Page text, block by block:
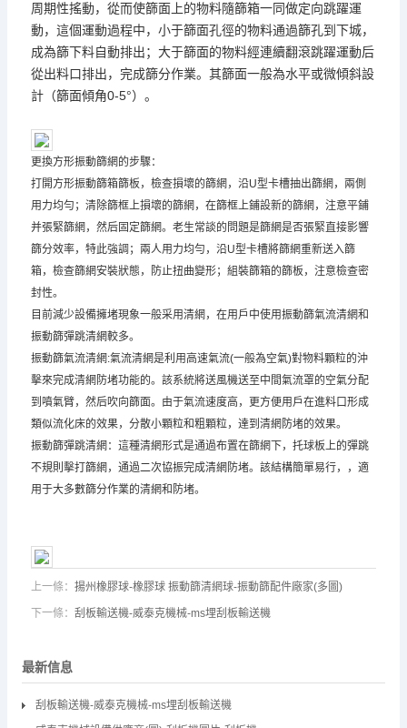
周期性搖動，從而使篩面上的物料隨篩箱一同做定向跳躍運
動，這個運動過程中，小于篩面孔徑的物料通過篩孔到下城，
成為篩下料自動排出；大于篩面的物料經連續翻滾跳躍運動后
從出料口排出，完成篩分作業。其篩面一般為水平或微傾斜設
計（篩面傾角0-5°）。
更換方形振動篩網的步驟：
打開方形振動篩箱篩板，檢查損壞的篩網，沿U型卡槽抽出篩網，兩側
用力均勻；清除篩框上損壞的篩網，在篩框上鋪設新的篩網，注意平鋪
并張緊篩網，然后固定篩網。老生常談的問題是篩網是否張緊直接影響
篩分效率，特此強調；兩人用力均勻，沿U型卡槽將篩網重新送入篩
箱，檢查篩網安裝狀態，防止扭曲變形；組裝篩箱的篩板，注意檢查密
封性。
目前減少設備擁堵現象一般采用清網，在用戶中使用振動篩氣流清網和
振動篩彈跳清網較多。
振動篩氣流清網:氣流清網是利用高速氣流(一般為空氣)對物料顆粒的沖
擊來完成清網防堵功能的。該系統將送風機送至中間氣流罩的空氣分配
到噴氣臂，然后吹向篩面。由于氣流速度高，更方便用戶在進料口形成
類似流化床的效果，分散小顆粒和粗顆粒，達到清網防堵的效果。
振動篩彈跳清網：這種清網形式是通過布置在篩網下，托球板上的彈跳
不規則擊打篩網，通過二次協振完成清網防堵。該結構簡單易行，，適
用于大多數篩分作業的清網和防堵。
上一條： 揚州橡膠球-橡膠球 振動篩清網球-振動篩配件廠家(多圖)
下一條： 刮板輸送機-威泰克機械-ms埋刮板輸送機
最新信息
刮板輸送機-威泰克機械-ms埋刮板輸送機